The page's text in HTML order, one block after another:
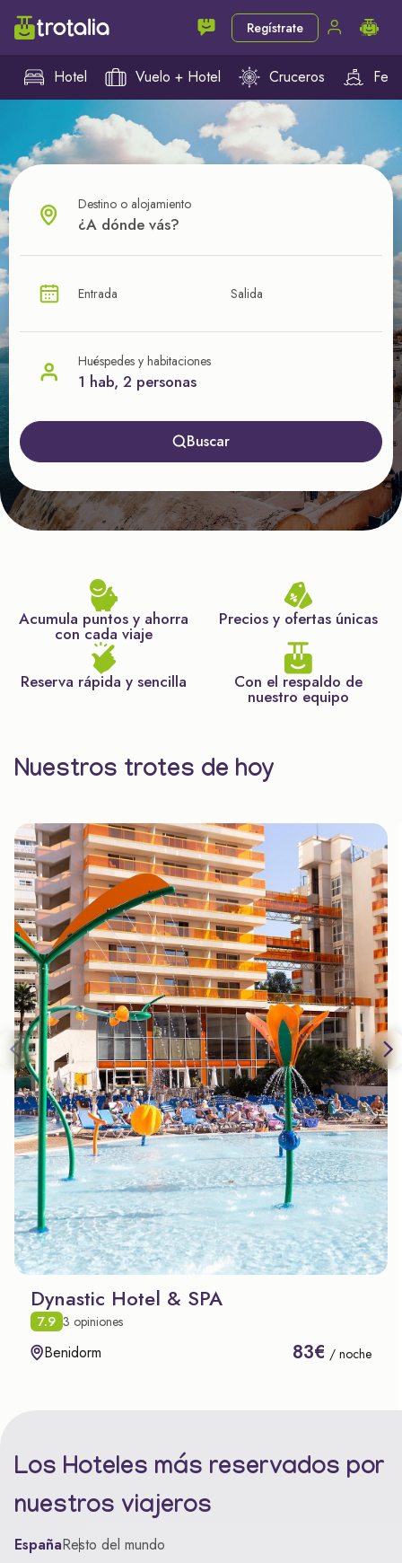
Regístrate
Hotel Vuelo + Hotel Cruceros
¿CUÁL VA A SER TU PRÓXIMO TROTE?
nuestras ofertas
Destino o alojamiento
Entrada Salida
Huéspedes y habitaciones
1 hab, 2 personas
Buscar
Acumula puntos y ahorra
con cada viaje
Precios y ofertas únicas
Reserva rápida y sencilla Con el respaldo de
nuestro equipo
Nuestros trotes de hoy
Dynastic Hotel & SPA
7.9 3 opiniones
Benidorm 83€ / noche
Los Hoteles más reservados por
nuestros viajeros
EspañaResto del mundo